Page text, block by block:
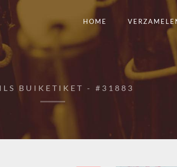
HOME
BUIKETIKET - #31883